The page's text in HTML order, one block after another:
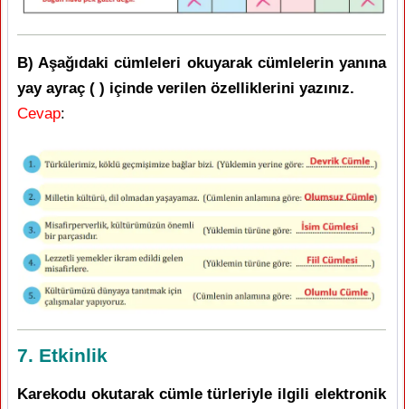
B) Aşağıdaki cümleleri okuyarak cümlelerin yanına
yay ayraç ( ) içinde verilen özelliklerini yazınız.
Cevap:
7. Etkinlik
Karekodu okutarak cümle türleriyle ilgili elektronik